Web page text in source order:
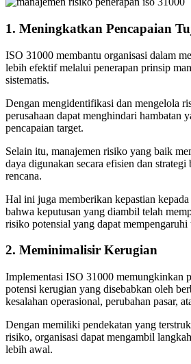
1. Meningkatkan Pencapaian
ISO 31000 membantu organisasi dalam
lebih efektif melalui penerapan prinsip
sistematis.
Dengan mengidentifikasi dan mengelola
perusahaan dapat menghindari hambatan
pencapaian target.
Selain itu, manajemen risiko yang baik
daya digunakan secara efisien dan strategi
rencana.
Hal ini juga memberikan kepastian
bahwa keputusan yang diambil telah
risiko potensial yang dapat mempengaruhi
2. Meminimalisir Kerugian
Implementasi ISO 31000 memungkinkan
potensi kerugian yang disebabkan oleh
kesalahan operasional, perubahan pasar,
Dengan memiliki pendekatan yang
risiko, organisasi dapat mengambil
lebih awal.